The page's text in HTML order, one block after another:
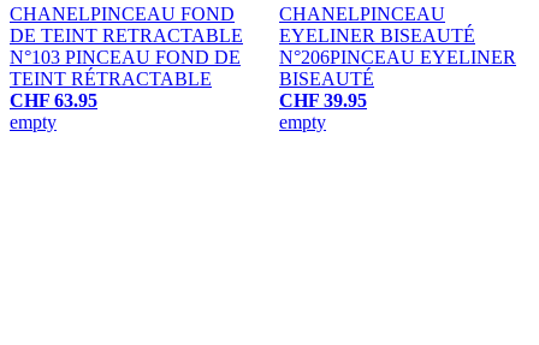
CHANELPINCEAU FOND
DE TEINT RETRACTABLE
N°103 PINCEAU FOND DE
TEINT RÉTRACTABLE
CHF 63.95
empty
CHANELPINCEAU
EYELINER BISEAUTÉ
N°206PINCEAU EYELINER
BISEAUTÉ
CHF 39.95
empty